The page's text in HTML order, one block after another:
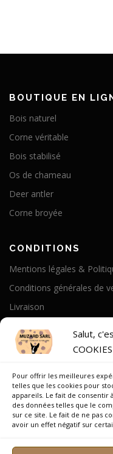
Salut,
Pour offrir les meilleures
telles que les cookies pour
appareils. Le fait de
des données telles que le
sur ce site. Le fait de ne pas
avoir un effet négatif sur
BOUTIQUE EN
Bois naturel
Corne véritable
Bois stabilisé
Os de chameau
Deer antler
Corne broyée
CONDITIONS
Mentions légales &
Conditions générales de
Livraison
Notre Histoire
On parle de nous
Recrutement